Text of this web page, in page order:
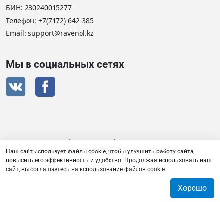
БИН: 230240015277
Телефон: +7(7172) 642-385
Email: support@ravenol.kz
Мы в социальных сетях
Сертификат дистрибьютора RAVENOL
Товарищество с ограниченной ответственностью «Плаза
Наш сайт использует файлы cookie, чтобы улучшить работу сайта,
повысить его эффективность и удобство. Продолжая использовать наш
сайт, вы соглашаетесь на использование файлов cookie.
Хорошо